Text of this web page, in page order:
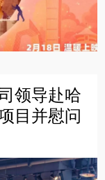
领导赴哈
目并慰问